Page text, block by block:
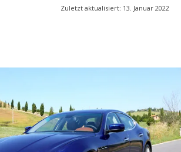
Zuletzt aktualisiert: 13. Januar 2022